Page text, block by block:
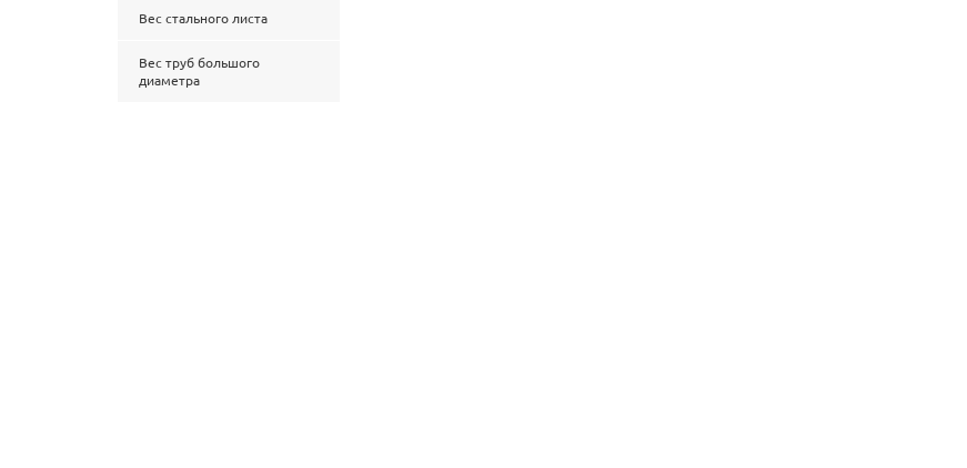
Вес стального листа
Вес труб большого
диаметра